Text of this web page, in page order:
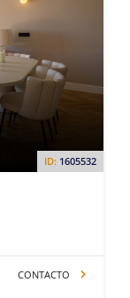
ID: 1605532
CONTACTO